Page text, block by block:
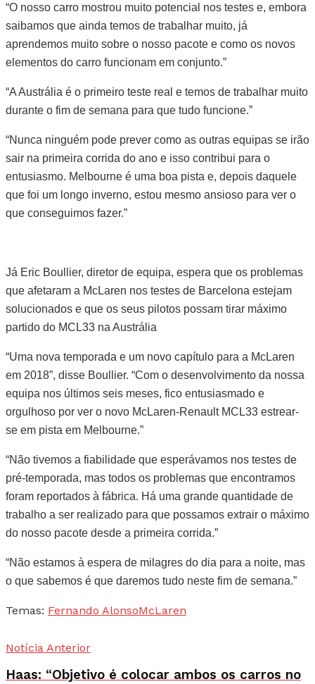
“O nosso carro mostrou muito potencial nos testes e, embora
saibamos que ainda temos de trabalhar muito, já
aprendemos muito sobre o nosso pacote e como os novos
elementos do carro funcionam em conjunto.”
“A Austrália é o primeiro teste real e temos de trabalhar muito
durante o fim de semana para que tudo funcione.”
“Nunca ninguém pode prever como as outras equipas se irão
sair na primeira corrida do ano e isso contribui para o
entusiasmo. Melbourne é uma boa pista e, depois daquele
que foi um longo inverno, estou mesmo ansioso para ver o
que conseguimos fazer.”
Já Eric Boullier, diretor de equipa, espera que os problemas
que afetaram a McLaren nos testes de Barcelona estejam
solucionados e que os seus pilotos possam tirar máximo
partido do MCL33 na Austrália
“Uma nova temporada e um novo capítulo para a McLaren
em 2018”, disse Boullier. “Com o desenvolvimento da nossa
equipa nos últimos seis meses, fico entusiasmado e
orgulhoso por ver o novo McLaren-Renault MCL33 estrear-
se em pista em Melbourne.”
“Não tivemos a fiabilidade que esperávamos nos testes de
pré-temporada, mas todos os problemas que encontramos
foram reportados à fábrica. Há uma grande quantidade de
trabalho a ser realizado para que possamos extrair o máximo
do nosso pacote desde a primeira corrida.”
“Não estamos à espera de milagres do dia para a noite, mas
o que sabemos é que daremos tudo neste fim de semana.”
Temas: Fernando AlonsoMcLaren
Notícia Anterior
Haas: “Objetivo é colocar ambos os carros no